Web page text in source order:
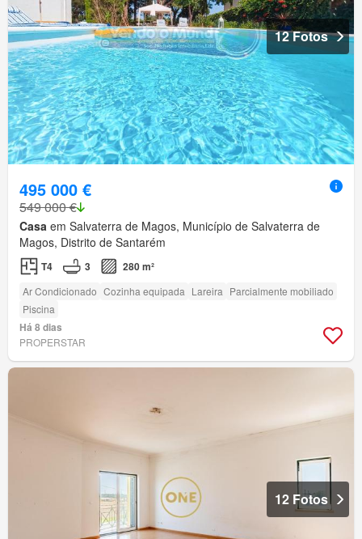
12 Fotos
495 000 €
549 000 €
Casa em Salvaterra de Magos, Município de Salvaterra de
Magos, Distrito de Santarém
T4 3 280 m²
Ar Condicionado Cozinha equipada Lareira Parcialmente mobiliado
Piscina
Há 8 dias
PROPERSTAR
12 Fotos